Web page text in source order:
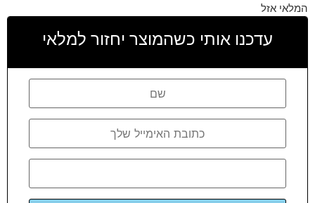
המלאי אזל
עדכנו אותי כשהמוצר יחזור למלאי